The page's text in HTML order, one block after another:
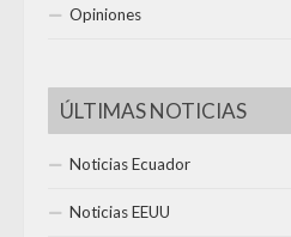
Opiniones
ÚLTIMAS NOTICIAS
Noticias Ecuador
Noticias EEUU